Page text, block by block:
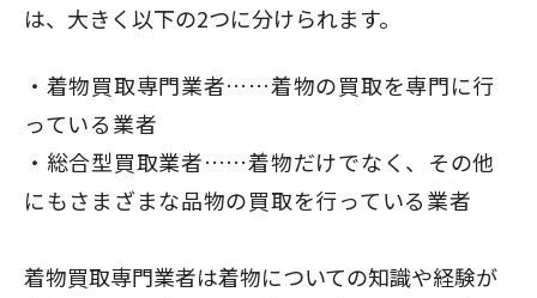
は、大きく以下の2つに分けられます。
着物買取専門業者……着物の買取を専門に行
っている業者
総合型買取業者……着物だけでなく、その他
にもさまざまな品物の買取を行っている業者
着物買取専門業者は着物についての知識や経験が